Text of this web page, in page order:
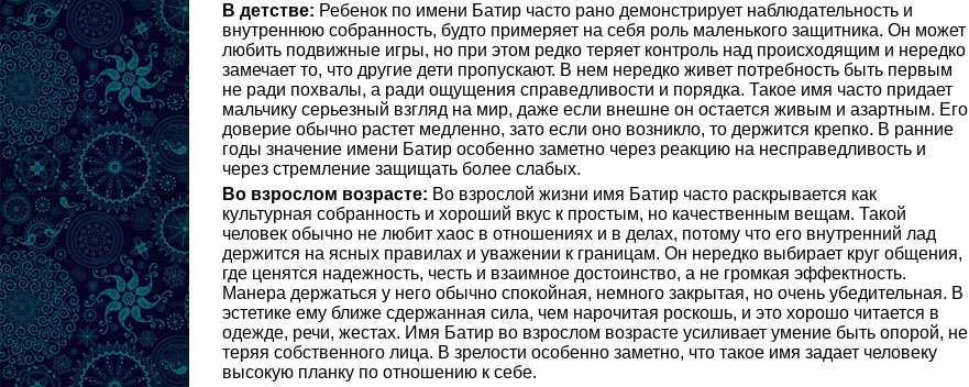
В детстве: Ребенок по имени Батир часто рано демонстрирует наблюдательность и
внутреннюю собранность, будто примеряет на себя роль маленького защитника. Он может
любить подвижные игры, но при этом редко теряет контроль над происходящим и нередко
замечает то, что другие дети пропускают. В нем нередко живет потребность быть первым
не ради похвалы, а ради ощущения справедливости и порядка. Такое имя часто придает
мальчику серьезный взгляд на мир, даже если внешне он остается живым и азартным. Его
доверие обычно растет медленно, зато если оно возникло, то держится крепко. В ранние
годы значение имени Батир особенно заметно через реакцию на несправедливость и
через стремление защищать более слабых.
Во взрослом возрасте: Во взрослой жизни имя Батир часто раскрывается как
культурная собранность и хороший вкус к простым, но качественным вещам. Такой
человек обычно не любит хаос в отношениях и в делах, потому что его внутренний лад
держится на ясных правилах и уважении к границам. Он нередко выбирает круг общения,
где ценятся надежность, честь и взаимное достоинство, а не громкая эффектность.
Манера держаться у него обычно спокойная, немного закрытая, но очень убедительная. В
эстетике ему ближе сдержанная сила, чем нарочитая роскошь, и это хорошо читается в
одежде, речи, жестах. Имя Батир во взрослом возрасте усиливает умение быть опорой, не
теряя собственного лица. В зрелости особенно заметно, что такое имя задает человеку
высокую планку по отношению к себе.